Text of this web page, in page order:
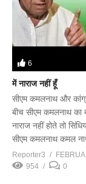
6
में नाराज नहीं हूँ
सीएम कमलनाथ और
बीच सीएम कमलनाथ का
नाराज नहीं होते तो
सीएम कमलनाथ कमल
Reporter3
954
0